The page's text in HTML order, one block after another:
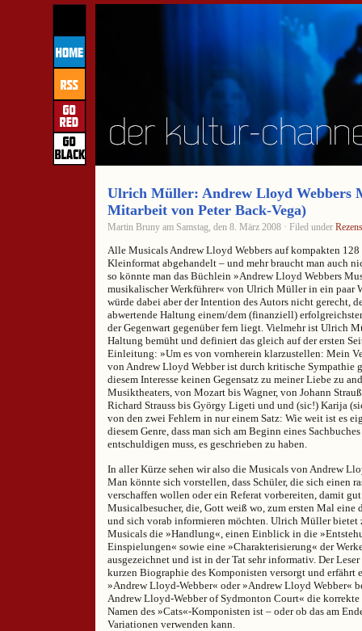
Ulrich Müller: Andrew Lloyd Webbers
Mitarbeit von Peter Back-Vega)
Martin Bruny am Samstag, den 8. März 2008 · Filed under
Alle Musicals Andrew Lloyd Webbers auf kompakten
Kleinformat abgehandelt – und mehr braucht man auch
so könnte man das Büchlein »Andrew Lloyd Webbers
musikalischer Werkführer« von Ulrich Müller in ein paar
würde dabei aber der Intention des Autors nicht gerecht,
abwertende Haltung einem/dem (finanziell)
der Gegenwart gegenüber fern liegt. Vielmehr ist Ulrich
Haltung bemüht und definiert das gleich auf der ersten
Einleitung: »Um es von vornherein klarzustellen: Mein
von Andrew Lloyd Webber ist durch kritische Sympathie
diesem Interesse keinen Gegensatz zu meiner Liebe zu
Musiktheaters, von Mozart bis Wagner, von Johann
Richard Strauss bis György Ligeti und und (sic!) Karija
von den zwei Fehlern in nur einem Satz: Wie weit ist es
diesem Genre, dass man sich am Beginn eines
entschuldigen muss, es geschrieben zu haben.
In aller Kürze sehen wir also die Musicals von Andrew
Man könnte sich vorstellen, dass Schüler, die sich einen
verschaffen wollen oder ein Referat vorbereiten, damit
Musicalbesucher, die, Gott weiß wo, zum ersten Mal eine
und sich vorab informieren möchten. Ulrich Müller bietet
Musicals die »Handlung«, einen Einblick in die
Einspielungen« sowie eine »Charakterisierung« der
ausgezeichnet und ist in der Tat sehr informativ. Der
kurzen Biographie des Komponisten versorgt und erfährt
»Andrew Lloyd-Webber« oder »Andrew Lloyd Webber«
Andrew Lloyd-Webber of Sydmonton Court« die korrekte
Namen des »Cats«-Komponisten ist – oder ob das am
Variationen verwenden kann.